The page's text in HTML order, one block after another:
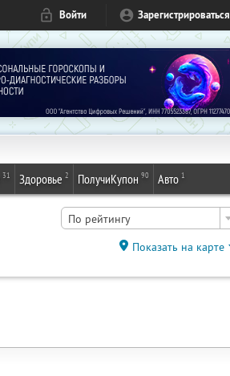
Войти Зарегистрироваться
31 Здоровье 2 ПолучиКупон 90 Авто 1
По рейтингу
Показать на карте